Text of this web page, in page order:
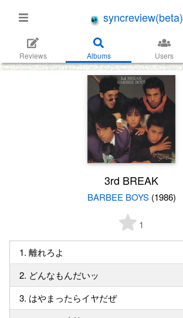
syncreview(beta)
Reviews Albums Users
3rd BREAK
BARBEE BOYS(1986)
1
1. 離れろよ
2. どんなもんだいッ
3. はやまったらイヤだぜ